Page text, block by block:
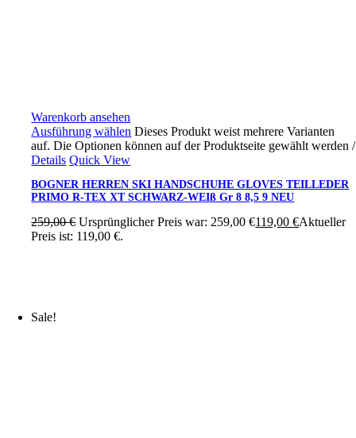
Warenkorb ansehen
Ausführung wählen Dieses Produkt weist mehrere Varianten
auf. Die Optionen können auf der Produktseite gewählt werden/
Details Quick View
BOGNER HERREN SKI HANDSCHUHE GLOVES TEILLEDER
PRIMO R-TEX XT SCHWARZ-WEIß Gr 8 8,5 9 NEU
259,00€ Ursprünglicher Preis war: 259,00 €119,00€Aktueller
Preis ist: 119,00 €.
Sale!